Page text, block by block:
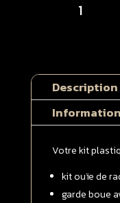
65
SX
-
2023
complet
Description
Votre kit
kit ouïe de
garde boue